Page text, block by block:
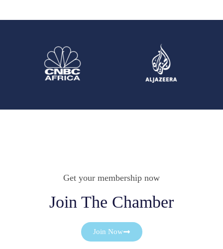
Get your membership now
Join The Chamber
Join Now